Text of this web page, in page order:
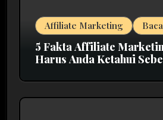
Affiliate Marketing
5 Fakta Affiliate
Harus Anda Ketahui